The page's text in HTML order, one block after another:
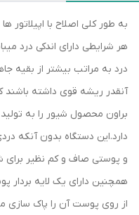
به طور کلی اصلاح با اپیلاتور
هر شرایطی دارای اندکی درد
درد به مراتب بیشتر از بقیه
آنقدر ریشه قوی داشته باشند
براون محصول شیور را به
دارد.این دستگاه بدون آنکه
و پوستی صاف و کم نظیر برای
همچنین دارای یک لایه
از روی پوست آن را پاک سازی